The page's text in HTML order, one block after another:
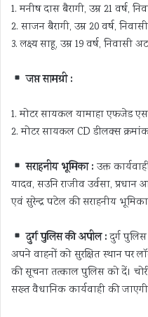
1. मनीष दास बैरागी, उम्र 21
2. साजन बैरागी, उम्र 20 वर्ष,
3. लक्ष्य साहू, उम्र 19 वर्ष,
जप्त सामग्री :
1. मोटर सायकल यामाहा एफजेड एस
2. मोटर सायकल CD डीलक्स
सराहनीय भूमिका :उक्त
यादव, सउनि राजीव उर्वसा, प्रधान
एवं सुरेन्द्र पटेल की सराहनीय भूमिका
दुर्ग पुलिस की अपील :दुर्ग
अपने वाहनों को सुरक्षित स्थान पर
की सूचना तत्काल पुलिस को दें।
सख्त वैधानिक कार्यवाही की